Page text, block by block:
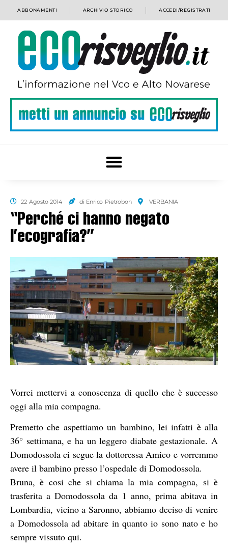
ABBONAMENTI ARCHIVIO STORICO ACCEDI/REGISTRATI
22 Agosto 2014 di Enrico Pietrobon VERBANIA
“Perché ci hanno negato
l’ecografia?”
Vorrei mettervi a conoscenza di quello che è successo
oggi alla mia compagna.
Premetto che aspettiamo un bambino, lei infatti è alla
36° settimana, e ha un leggero diabate gestazionale. A
Domodossola ci segue la dottoressa Amico e vorremmo
avere il bambino presso l’ospedale di Domodossola.
Bruna, è cosi che si chiama la mia compagna, si è
trasferita a Domodossola da 1 anno, prima abitava in
Lombardia, vicino a Saronno, abbiamo deciso di venire
a Domodossola ad abitare in quanto io sono nato e ho
sempre vissuto qui.